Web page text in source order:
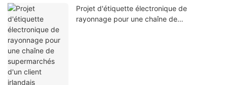
Projet d'étiquette électronique de
rayonnage pour une chaîne de